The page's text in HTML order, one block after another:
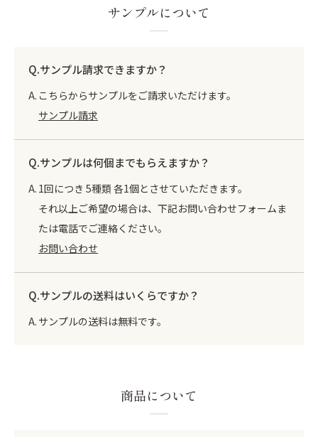
サンプルについて
サンプル請求できますか？
こちらからサンプルをご請求いただけます。
サンプル請求
サンプルは何個までもらえますか？
1回につき 5種類 各1個とさせていただきます。
それ以上ご希望の場合は、下記お問い合わせフォームま
たは電話でご連絡ください。
お問い合わせ
サンプルの送料はいくらですか？
サンプルの送料は無料です。
商品について